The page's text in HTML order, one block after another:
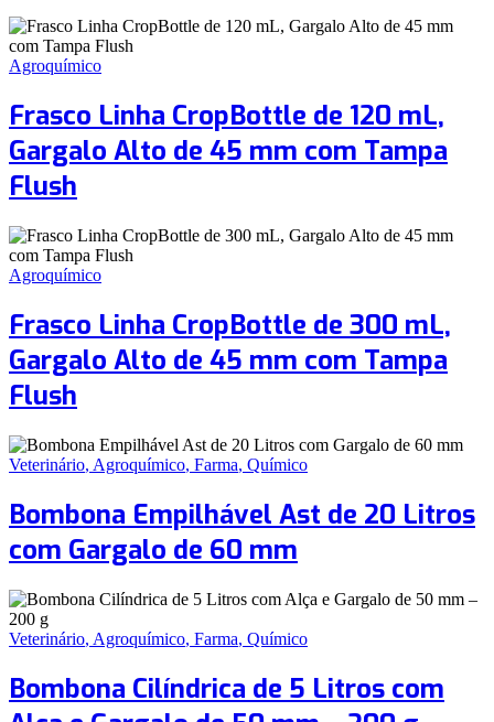
Agroquímico
Frasco Linha CropBottle de 120 mL,
Gargalo Alto de 45 mm com Tampa
Flush
Agroquímico
Frasco Linha CropBottle de 300 mL,
Gargalo Alto de 45 mm com Tampa
Flush
Veterinário, Agroquímico, Farma, Químico
Bombona Empilhável Ast de 20 Litros
com Gargalo de 60 mm
Veterinário, Agroquímico, Farma, Químico
Bombona Cilíndrica de 5 Litros com